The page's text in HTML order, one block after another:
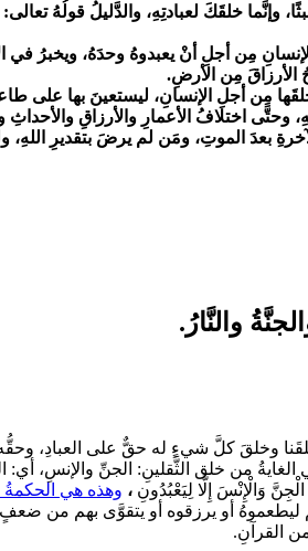
وإنَّما خلقَكَ لعبادتِهِ، والدَّليلُ قولُهُ تعالى:
مِن أجلِ أنْ يعبدوهُ وحدَهُ، ويخبرُ في
الأرزاقَ مِن الأرضِ.
خلقَها مِن أجلِ الإنسانِ، ليستعينَ
وحتَّى اختلافُ الأعمارِ والأرزاقِ
بعدَ الموتِ، ومَن لم يرضَ بتقديرِ
والنَّارُ.
وخلقَ كلَّ شيءٍ له حقٌّ على العبادِ،
من خلق الثَّقلينِ: الجنِّ والإنسِ،
وَالْإِنْسَ إِلَّا لِيَعْبُدُونِ ، وهذه هي
خلقَهم ليطعموهُ أو يرزقوه أو يتقوَّى بهم